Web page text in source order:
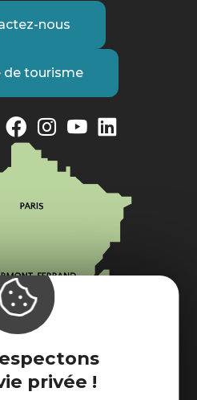
privée !
nous
de tourisme